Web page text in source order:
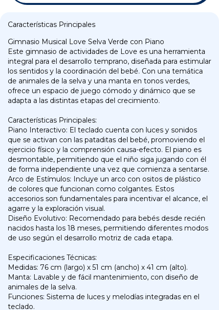
Características Principales
Gimnasio Musical Love Selva Verde con Piano
Este gimnasio de actividades de Love es una herramienta
integral para el desarrollo temprano, diseñada para estimular
los sentidos y la coordinación del bebé. Con una temática
de animales de la selva y una manta en tonos verdes,
ofrece un espacio de juego cómodo y dinámico que se
adapta a las distintas etapas del crecimiento.
Características Principales:
Piano Interactivo: El teclado cuenta con luces y sonidos
que se activan con las pataditas del bebé, promoviendo el
ejercicio físico y la comprensión causa-efecto. El piano es
desmontable, permitiendo que el niño siga jugando con él
de forma independiente una vez que comienza a sentarse.
Arco de Estímulos: Incluye un arco con ositos de plástico
de colores que funcionan como colgantes. Estos
accesorios son fundamentales para incentivar el alcance, el
agarre y la exploración visual.
Diseño Evolutivo: Recomendado para bebés desde recién
nacidos hasta los 18 meses, permitiendo diferentes modos
de uso según el desarrollo motriz de cada etapa.
Especificaciones Técnicas:
Medidas: 76 cm (largo) x 51 cm (ancho) x 41 cm (alto).
Manta: Lavable y de fácil mantenimiento, con diseño de
animales de la selva.
Funciones: Sistema de luces y melodías integradas en el
teclado.